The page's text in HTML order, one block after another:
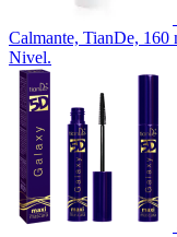
Calmante, TianDe,
Nivel.